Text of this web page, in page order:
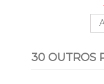
30 OUTROS